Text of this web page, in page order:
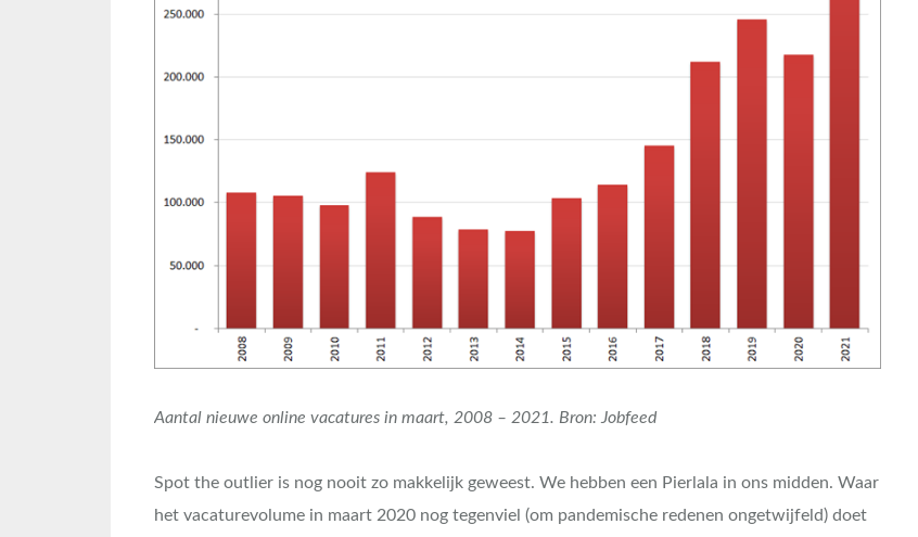
Aantal nieuwe online vacatures in maart, 2008 – 2021. Bron: Jobfeed
Spot the outlier is nog nooit zo makkelijk geweest. We hebben een Pierlala in ons midden. Waar
het vacaturevolume in maart 2020 nog tegenviel (om pandemische redenen ongetwijfeld) doet